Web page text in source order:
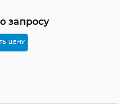
запросу
ЦЕНУ